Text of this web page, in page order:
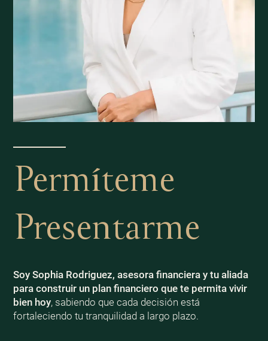
Permíteme
Presentarme
Soy Sophia Rodriguez, asesora financiera y tu aliada
para construir un plan financiero que te permita vivir
bien hoy, sabiendo que cada decisión está
fortaleciendo tu tranquilidad a largo plazo.